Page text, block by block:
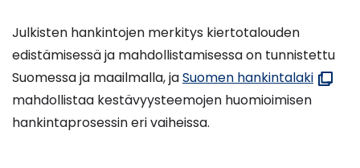
Julkisten hankintojen merkitys kiertotalouden
edistämisessä ja mahdollistamisessa on tunnistettu
Suomessa ja maailmalla, jaSuomen hankintalaki
mahdollistaa kestävyysteemojen huomioimisen
hankintaprosessin eri vaiheissa.